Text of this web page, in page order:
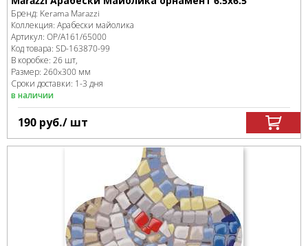
Бренд: Kerama Marazzi
Коллекция: Арабески майолика
Артикул: OP/A161/65000
Код товара: SD-163870-99
В коробке: 26 шт,
Размер: 260x300 мм
Сроки доставки: 1-3 дня
в наличии
190 руб./ шт